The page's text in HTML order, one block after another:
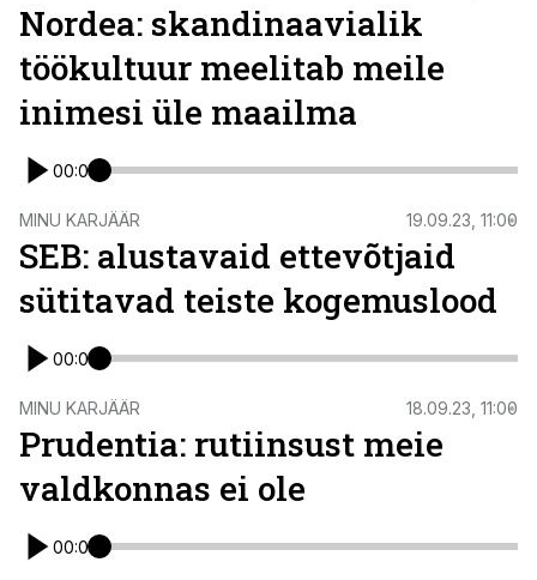
Nordea: skandinaavialik
töökultuur meelitab meile
inimesi üle maailma
00:00
ST
MINU KARJÄÄR 19.09.23, 11:00
SEB: alustavaid ettevõtjaid
sütitavad teiste kogemuslood
00:00
ST
MINU KARJÄÄR 18.09.23, 11:00
Prudentia: rutiinsust meie
valdkonnas ei ole
00:00